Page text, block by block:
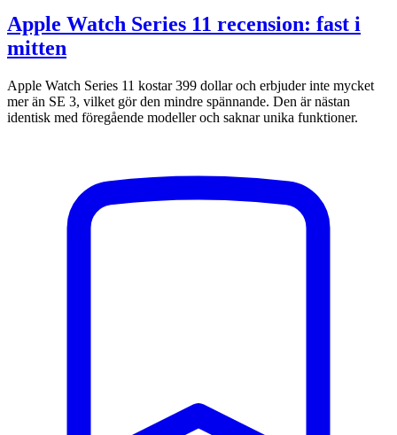
Apple Watch Series 11 recension: fast i
mitten
Apple Watch Series 11 kostar 399 dollar och erbjuder inte mycket
mer än SE 3, vilket gör den mindre spännande. Den är nästan
identisk med föregående modeller och saknar unika funktioner.